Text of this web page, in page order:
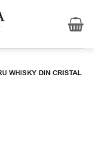
WHISKY DIN CRISTAL